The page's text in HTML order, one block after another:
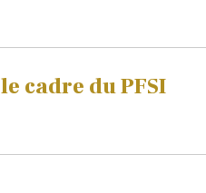
cadre du PFSI